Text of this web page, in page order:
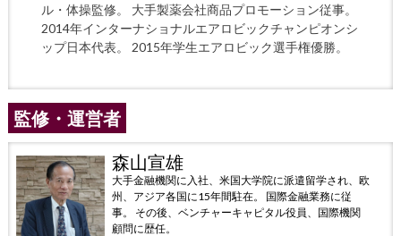
ル・体操監修。 大手製薬会社商品プロモーション従事。
2014年インターナショナルエアロビックチャンピオンシ
ップ日本代表。 2015年学生エアロビック選手権優勝。
監修・運営者
森山宣雄
大手金融機関に入社、米国大学院に派遣留学され、欧
州、アジア各国に15年間駐在。 国際金融業務に従
事。 その後、ベンチャーキャピタル役員、国際機関
顧問に歴任。